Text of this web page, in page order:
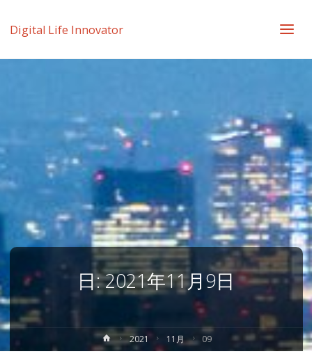
Digital Life Innovator
日:2021年11月9日
ホ
ー
2021 11月 09